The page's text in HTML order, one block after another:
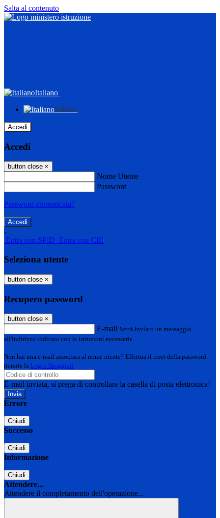
Salta al contenuto
Italiano
Italiano
Accedi
Accedi
button close ×
Nome Utente
Password
Password dimenticata?
-
Entra con SPID Entra con CIE
Seleziona utente
button close ×
Recupero password
button close ×
E-mail Verrà inviato un messaggio
all'indirizzo indicato con le istruzioni necessarie.
Non hai una e-mail associata al nome utente? Effettua il reset della password
tramite la Login Spaggiari
E-mail inviata, si prega di controllare la casella di posta elettronica!
Errore
Chiudi
Successo
Chiudi
Informazione
Chiudi
Attendere...
Attendere il completamento dell'operazione...